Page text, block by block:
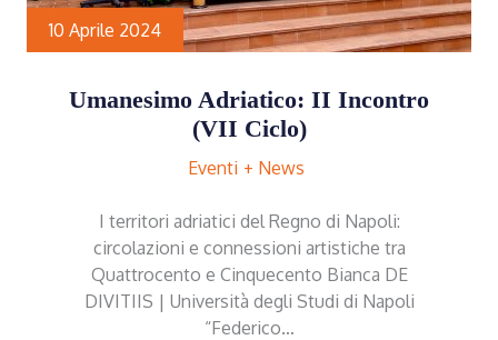
10 Aprile 2024
Umanesimo Adriatico: II Incontro
(VII Ciclo)
Eventi News
I territori adriatici del Regno di Napoli:
circolazioni e connessioni artistiche tra
Quattrocento e Cinquecento Bianca DE
DIVITIIS | Università degli Studi di Napoli
“Federico…